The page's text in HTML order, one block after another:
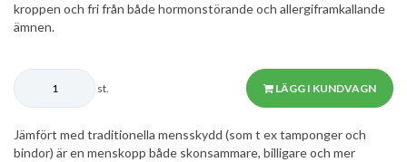
kroppen och fri från både hormonstörande och allergiframkallande
ämnen.
st. LÄGG I KUNDVAGN
Jämfört med traditionella mensskydd (som t ex tamponger och
bindor) är en menskopp både skonsammare, billigare och mer